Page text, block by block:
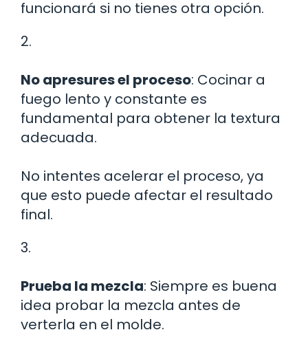
funcionará si no tienes otra opción.
2.
No apresures el proceso: Cocinar a
fuego lento y constante es
fundamental para obtener la textura
adecuada.
No intentes acelerar el proceso, ya
que esto puede afectar el resultado
final.
3.
Prueba la mezcla: Siempre es buena
idea probar la mezcla antes de
verterla en el molde.